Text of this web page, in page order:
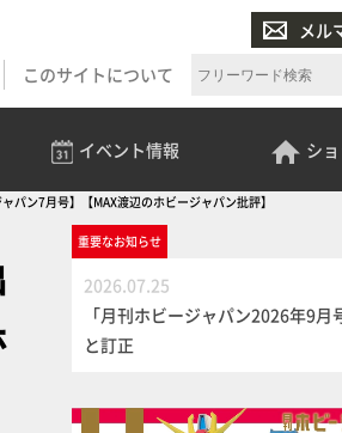
メル
このサイトについて
イベント情報 シ
ン7月号】【MAX渡辺のホビージャパン批評】
重要なお知らせ
2026.07.25
「月刊ホビージャパン2026年9月
と訂正